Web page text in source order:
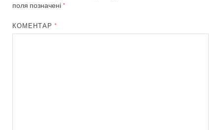
поля позначені *
КОМЕНТАР *